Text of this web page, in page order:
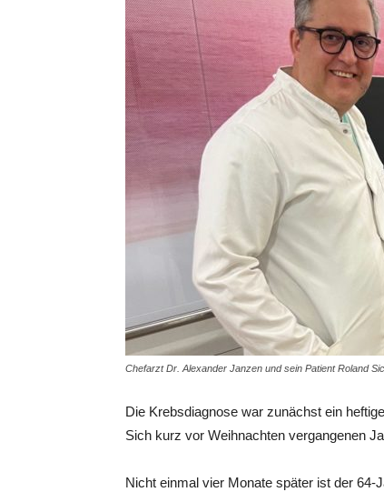
Chefarzt Dr. Alexander Janzen und sein Patient Roland
Die Krebsdiagnose war zunächst ein
Sich kurz vor Weihnachten vergangenen
Nicht einmal vier Monate später ist der 64-